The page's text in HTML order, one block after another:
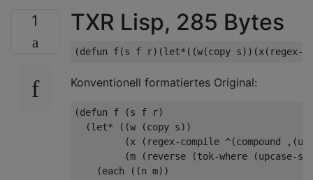
1 TXR Lisp, 285 Bytes
Konventionell formatiertes Original:
(defun f (s f r)
  (let* ((w (copy s))
(x (regex-compile ^(compound
(m (reverse (tok-where (upcase-
    (each ((n m))